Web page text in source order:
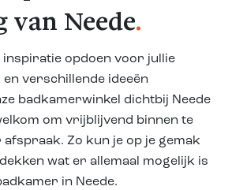
van Neede.
opdoen voor jullie
verschillende ideeën
badkamerwinkel dichtbij Neede
om vrijblijvend binnen te
Zo kun je op je gemak
wat er allemaal mogelijk is
in Neede.